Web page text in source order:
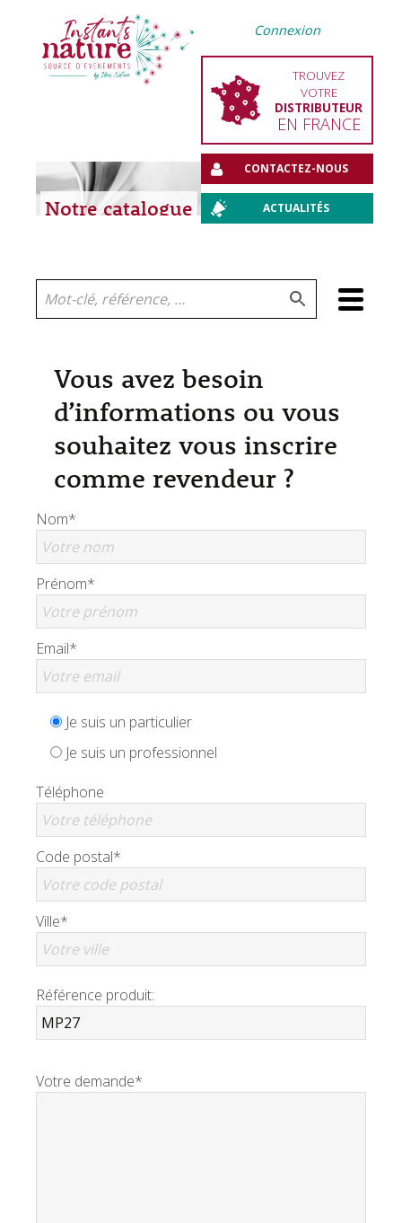
Connexion
TROUVEZ
VOTRE
DISTRIBUTEUR
EN FRANCE
CONTACTEZ-NOUS
ACTUALITÉS
Notre catalogue
Aller
au
Vous avez besoin
d’informations ou vous
souhaitez vous inscrire
comme revendeur ?
Nom*
Prénom*
Email*
Je suis un particulier
Je suis un professionnel
Téléphone
Code postal*
Ville*
Référence produit:
Votre demande*